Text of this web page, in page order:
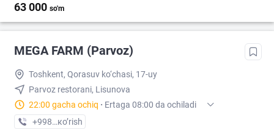
63 000 so'm
MEGA FARM (Parvoz)
Toshkent, Qorasuv ko‘chasi, 17-uy
Parvoz restorani, Lisunova
22:00 gacha ochiq · Ertaga 08:00 da ochiladi
+998 (71) XXX-XX-XX
кo’rish